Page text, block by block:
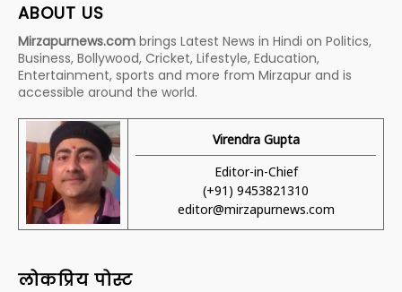
ABOUT US
Mirzapurnews.com brings Latest News in Hindi on Politics,
Business, Bollywood, Cricket, Lifestyle, Education,
Entertainment, sports and more from Mirzapur and is
accessible around the world.
Virendra Gupta
Editor-in-Chief
(+91) 9453821310
editor@mirzapurnews.com
लोकप्रिय पोस्ट